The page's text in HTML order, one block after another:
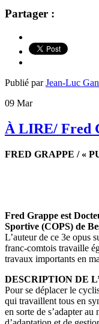
Partager :
Publié parJean-Luc
09 Mar
À LIRE/ Fred
FRED GRAPPE / «
Fred Grappe est
Sportive (COPS) de
L’auteur de ce 3e opus
franc-comtois travaille
travaux importants en
DESCRIPTION DE
Pour se déplacer le
qui travaillent tous en
en sorte de s’adapter